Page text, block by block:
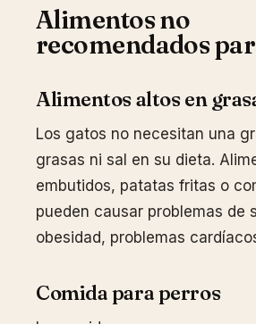
Alimentos no
recomendados
Alimentos altos en
Los gatos no necesitan una
grasas ni sal en su dieta.
embutidos, patatas fritas o
pueden causar problemas de
obesidad, problemas
Comida para perros